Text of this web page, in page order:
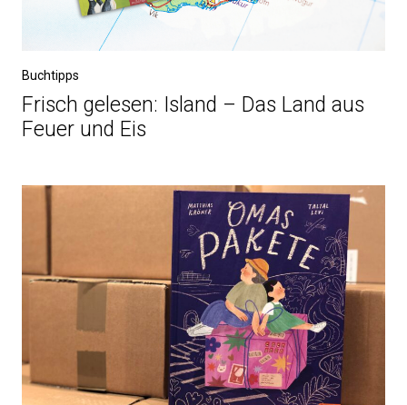
Buchtipps
Frisch gelesen: Island – Das Land aus
Feuer und Eis